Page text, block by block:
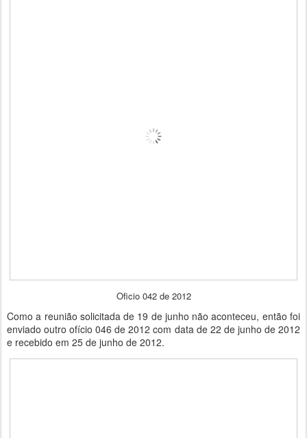
Oficio 042 de 2012
Como a reunião solicitada de 19 de junho não aconteceu, então foi
enviado outro ofício 046 de 2012 com data de 22 de junho de 2012
e recebido em 25 de junho de 2012.